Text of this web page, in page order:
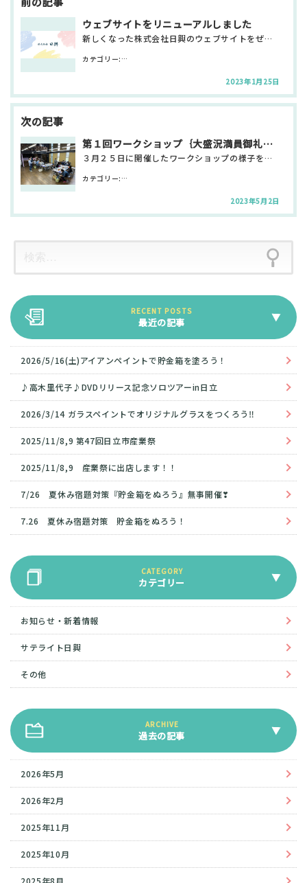
ウェブサイトをリニューアルしました
新しくなった株式会社日興のウェブサイトをぜひご覧ください！
カテゴリー:
2023年1月25日
第１回ワークショップ｛大盛況満員御礼！｝
３月２５日に開催したワークショップの様子をご報告します！ 当初予定していた以上のご予約をいただき、記…
カテゴリー:
2023年5月2日
最近の記事
2026/5/16(土)アイアンペイントで貯金箱を塗ろう！
♪高木里代子♪DVDリリース記念ソロツアーin日立
2026/3/14 ガラスペイントでオリジナルグラスをつくろう‼
2025/11/8,9 第47回日立市産業祭
2025/11/8,9 産業祭に出店します！！
7/26 夏休み宿題対策『貯金箱をぬろう』無事開催❣
7.26 夏休み宿題対策 貯金箱をぬろう！
カテゴリー
お知らせ・新着情報
サテライト日興
その他
過去の記事
2026年5月
2026年2月
2025年11月
2025年10月